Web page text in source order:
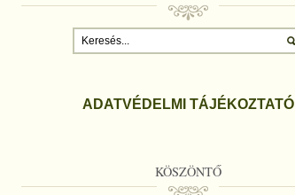
ADATVÉDELMI TÁJÉKOZTATÓ
KÖSZÖNTŐ